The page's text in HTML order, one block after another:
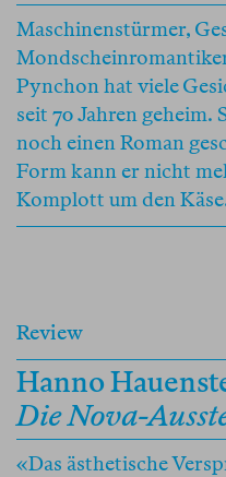
Maschinenstürmer,
Pynchon hat viele
seit 70 Jahren geheim.
noch einen Roman
Form kann er nicht
Komplott um den
Review
Hanno
Die Nova-
«Das ästhetische